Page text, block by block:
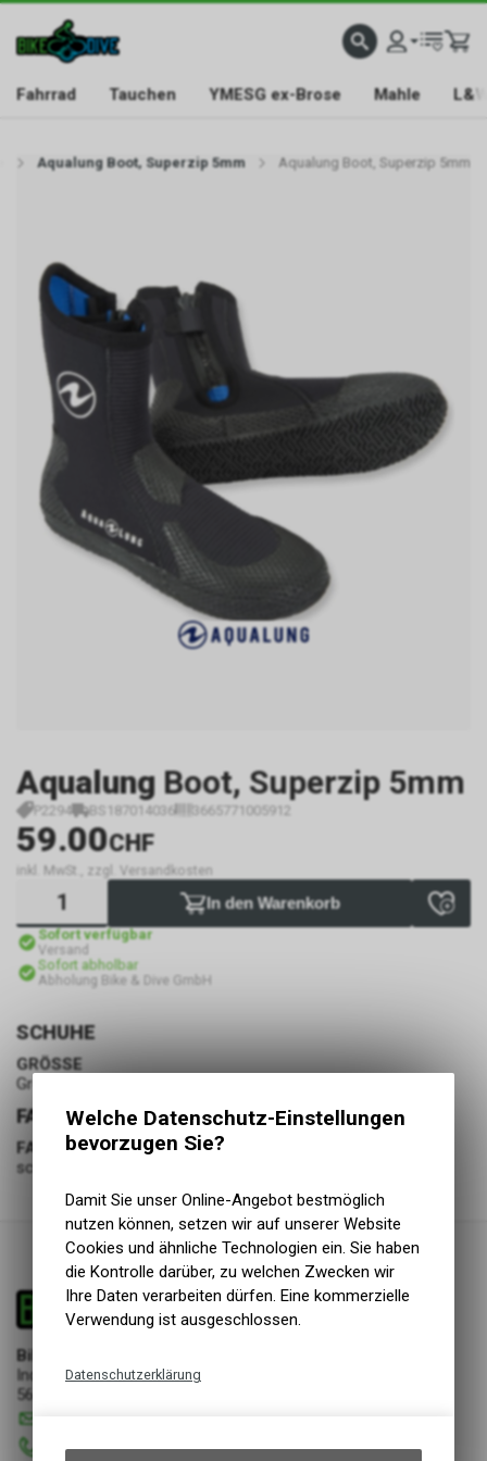
Fahrrad Tauchen YMESG ex-Brose Mahle
Aqualung Boot, Superzip 5mm Aqualung Boot, Superzip 5mm
Aqualung Boot, Superzip 5mm
P2294 BS187014036 3665771005912
59.00CHF
inkl. MwSt., zzgl. Versandkosten
In den Warenkorb
Sofort verfügbar
Versand
Sofort abholbar
Abholung Bike & Dive GmbH
SCHUHE
GRÖSSE
Grösse 36
FARBE
FARBE
schwarz
Bike & Dive GmbH
Industriestrasse 17
5644 Auw
056 670 22 22
Welche Datenschutz-Einstellungen
bevorzugen Sie?
Damit Sie unser Online-Angebot bestmöglich
nutzen können, setzen wir auf unserer Website
Cookies und ähnliche Technologien ein. Sie haben
die Kontrolle darüber, zu welchen Zwecken wir
Ihre Daten verarbeiten dürfen. Eine kommerzielle
Verwendung ist ausgeschlossen.
Datenschutzerklärung